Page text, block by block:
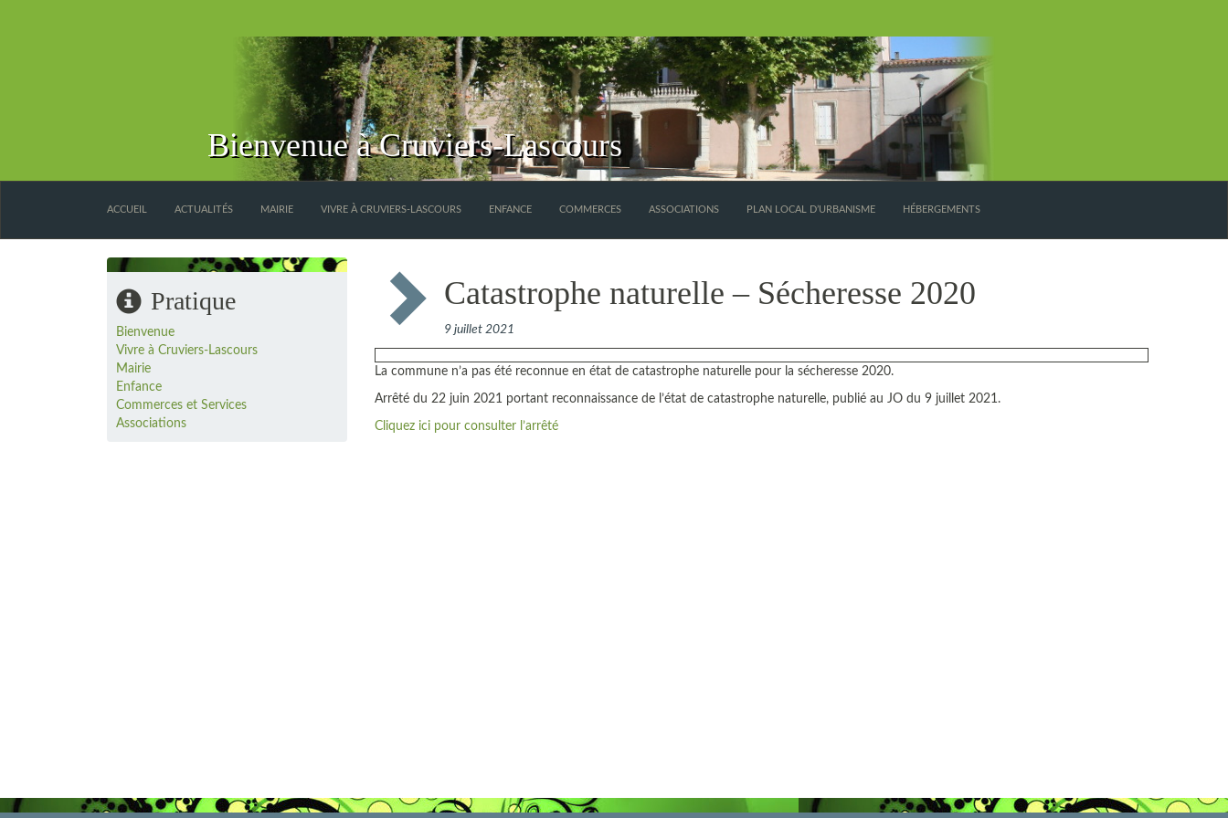
Bienvenue à Cruviers-Lascours
ACCUEIL ACTUALITÉS MAIRIE VIVRE À CRUVIERS-LASCOURS ENFANCE COMMERCES ASSOCIATIONS PLAN LOCAL D’URBANISME HÉBERGEMENTS
Catastrophe naturelle – Sécheresse 2020
9 juillet 2021
La commune n’a pas été reconnue en état de catastrophe naturelle pour la sécheresse 2020.
Arrêté du 22 juin 2021 portant reconnaissance de l’état de catastrophe naturelle, publié au JO du 9 juillet 2021.
Cliquez ici pour consulter l’arrêté
Pratique
Bienvenue
Vivre à Cruviers-Lascours
Mairie
Enfance
Commerces et Services
Associations